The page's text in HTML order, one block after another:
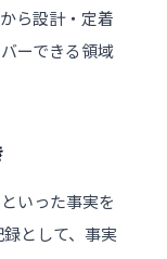
ら設計・定着
ーできる領域
いった事実を
として、事実